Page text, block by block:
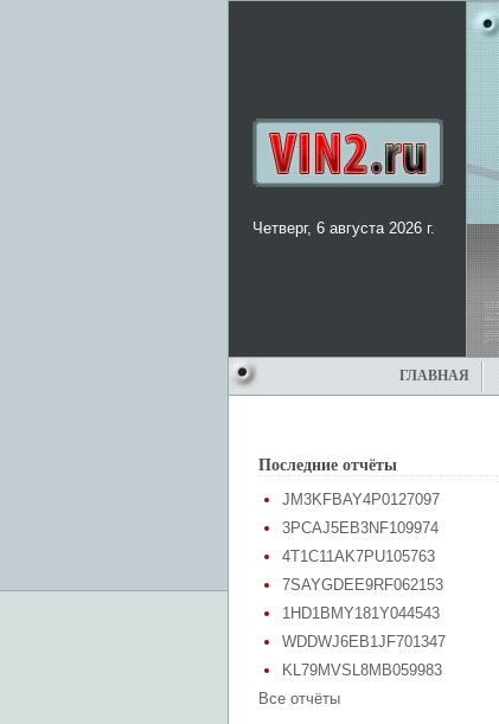
Четверг, 6 августа 2026 г.
ГЛАВНАЯ
Последние отчёты
JM3KFBAY4P0127097
3PCAJ5EB3NF109974
4T1C11AK7PU105763
7SAYGDEE9RF062153
1HD1BMY181Y044543
WDDWJ6EB1JF701347
KL79MVSL8MB059983
Все отчёты